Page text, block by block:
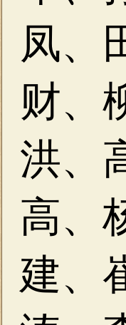
凤、
财、
洪、
高、
建、